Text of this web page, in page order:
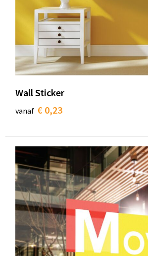
Wall Sticker
vanaf € 0,23